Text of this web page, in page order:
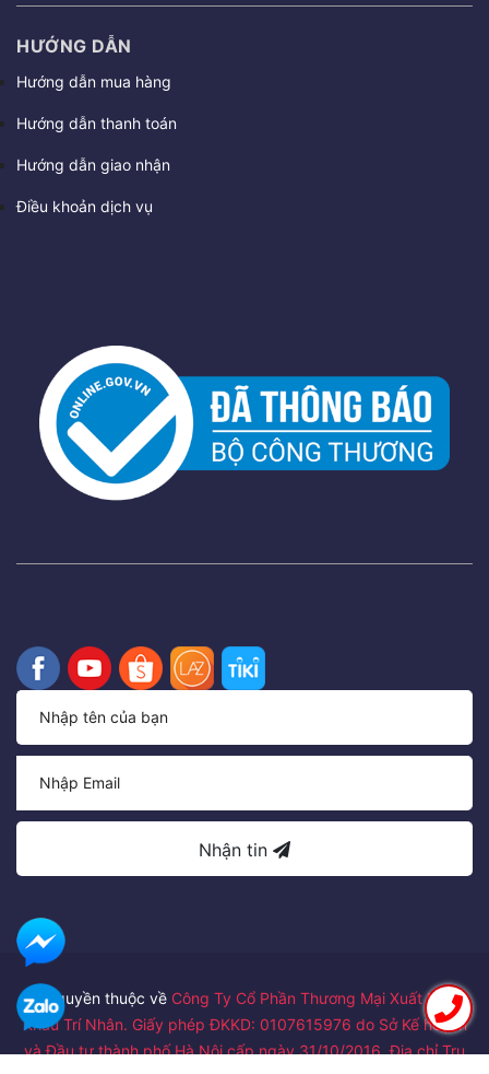
HƯỚNG DẪN
Hướng dẫn mua hàng
Hướng dẫn thanh toán
Hướng dẫn giao nhận
Điều khoản dịch vụ
Nhận tin
Bản quyền thuộc về Công Ty Cổ Phần Thương Mại Xuất Nhập
Khẩu Trí Nhân. Giấy phép ĐKKD: 0107615976 do Sở Kế hoạch
và Đầu tư thành phố Hà Nội cấp ngày 31/10/2016. Địa chỉ Trụ